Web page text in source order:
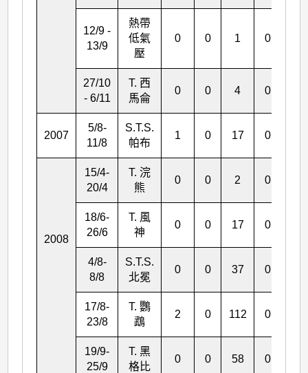
12/9 -
13/9
熱帶
低氣
壓
0 0 1 0
27/10
- 6/11
T. 西
馬侖
0 0 4 0
2007
5/8-
11/8
S.T.S.
帕布
1 0 17 0
2008
15/4-
20/4
T. 浣
熊
0 0 2 0
18/6-
26/6
T. 風
神
0 0 17 0
4/8-
8/8
S.T.S.
北冕
0 0 37 0
17/8-
23/8
T. 鸚
鵡
2 0 112 0
19/9-
25/9
T. 黑
格比
0 0 58 0